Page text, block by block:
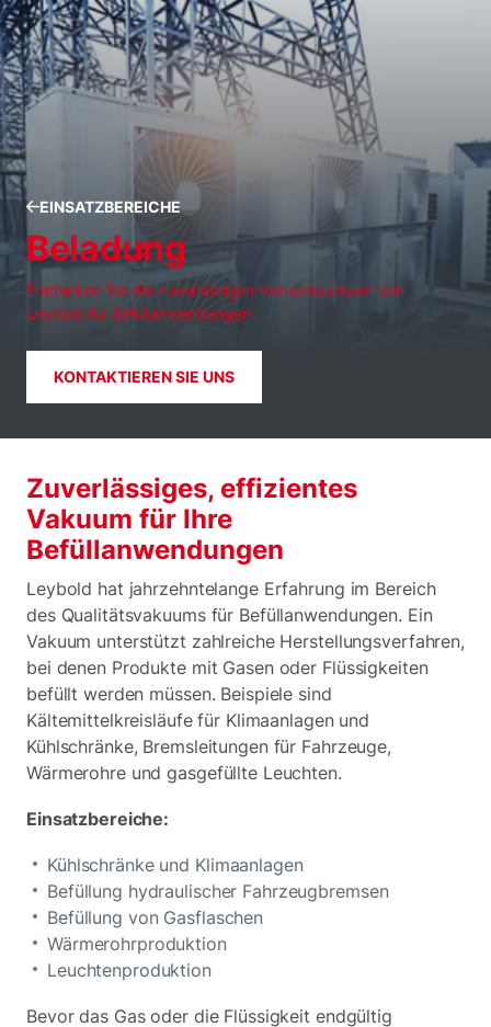
EINSATZBEREICHE
Beladung
Entdecken Sie die zuverlässigen Vakuumpumpen von
Leybold für Befüllanwendungen.
KONTAKTIEREN SIE UNS
Zuverlässiges, effizientes
Vakuum für Ihre
Befüllanwendungen
Leybold hat jahrzehntelange Erfahrung im Bereich
des Qualitätsvakuums für Befüllanwendungen. Ein
Vakuum unterstützt zahlreiche Herstellungsverfahren,
bei denen Produkte mit Gasen oder Flüssigkeiten
befüllt werden müssen. Beispiele sind
Kältemittelkreisläufe für Klimaanlagen und
Kühlschränke, Bremsleitungen für Fahrzeuge,
Wärmerohre und gasgefüllte Leuchten.
Einsatzbereiche:
Kühlschränke und Klimaanlagen
Befüllung hydraulischer Fahrzeugbremsen
Befüllung von Gasflaschen
Wärmerohrproduktion
Leuchtenproduktion
Bevor das Gas oder die Flüssigkeit endgültig